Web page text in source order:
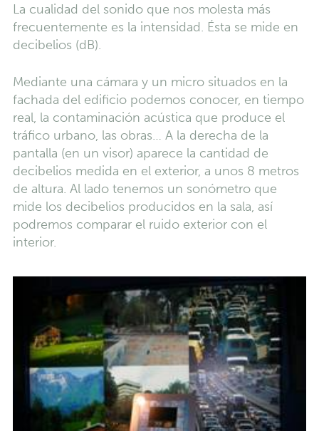
La cualidad del sonido que nos molesta más
frecuentemente es la intensidad. Ésta se mide en
decibelios (dB).
Mediante una cámara y un micro situados en la
fachada del edificio podemos conocer, en tiempo
real, la contaminación acústica que produce el
tráfico urbano, las obras… A la derecha de la
pantalla (en un visor) aparece la cantidad de
decibelios medida en el exterior, a unos 8 metros
de altura. Al lado tenemos un sonómetro que
mide los decibelios producidos en la sala, así
podremos comparar el ruido exterior con el
interior.